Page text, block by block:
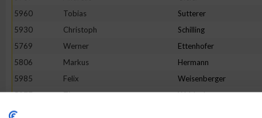
5960
Tobias Sutterer
5930
Christoph Schilling
5769
Werner Ettenhofer
5806
Markus Hermann
5985
Felix Weisenberger
5977
Timo Waldenberger
5811